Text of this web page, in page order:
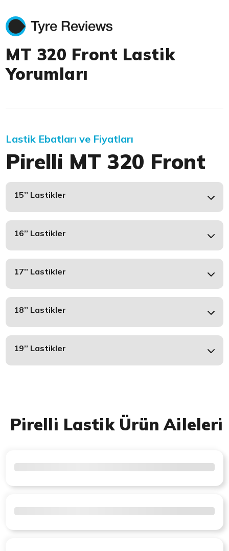
MT 320 Front Lastik
Yorumları
Lastik Ebatları ve Fiyatları
Pirelli MT 320 Front
15’’ Lastikler
16’’ Lastikler
17’’ Lastikler
18’’ Lastikler
19’’ Lastikler
Pirelli Lastik Ürün Aileleri